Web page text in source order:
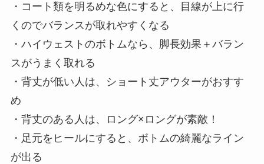
・コート類を明るめな色にすると、目線が上に行
くのでバランスが取れやすくなる
・ハイウェストのボトムなら、脚長効果＋バラン
スがうまく取れる
・背丈が低い人は、ショート丈アウターがおすす
め
・背丈のある人は、ロング×ロングが素敵！
・足元をヒールにすると、ボトムの綺麗なライン
が出る